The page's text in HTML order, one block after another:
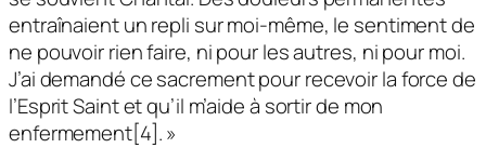
entraînaient un repli sur moi-même, le sentiment de
ne pouvoir rien faire, ni pour les autres, ni pour moi.
J’ai demandé ce sacrement pour recevoir la force de
l’Esprit Saint et qu’il m’aide à sortir de mon
enfermement[4]. »